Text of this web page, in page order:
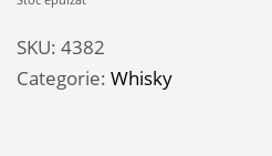
SKU: 4382
Categorie: Whisky